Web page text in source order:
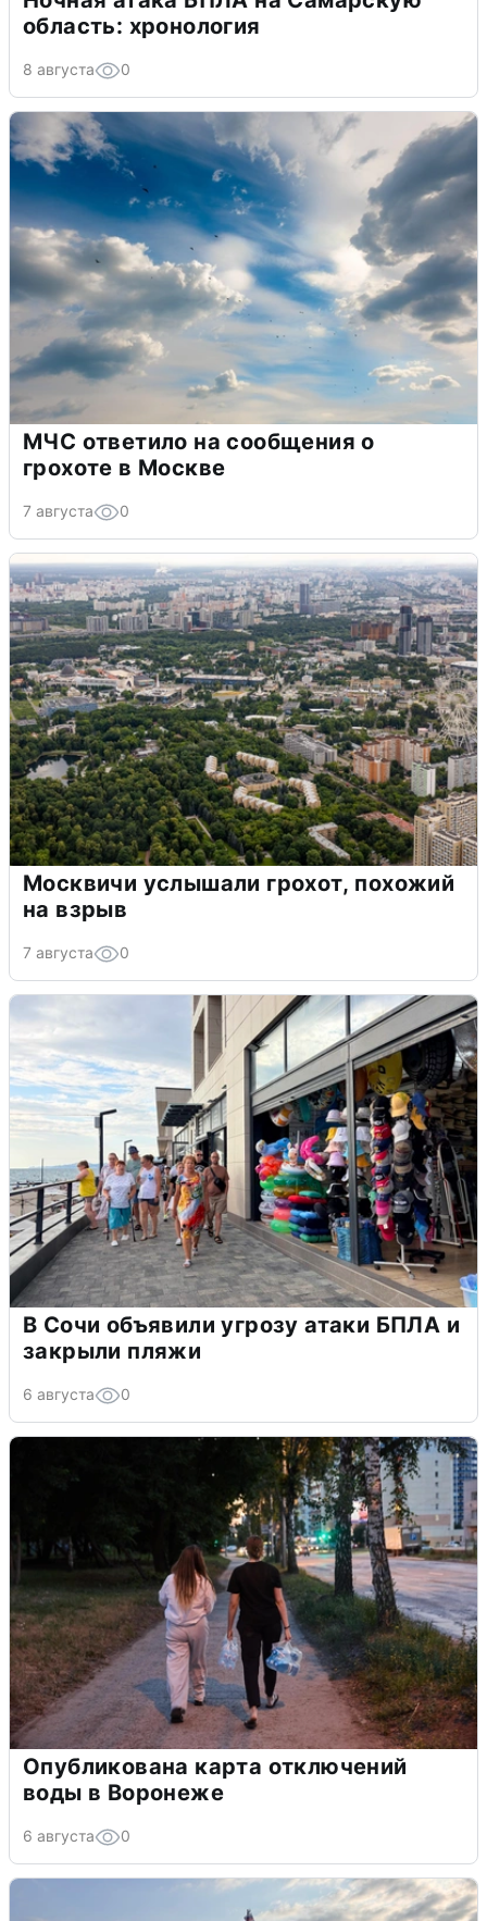
область: хронология
8 августа 0
МЧС ответило на сообщения о
грохоте в Москве
7 августа 0
Москвичи услышали грохот, похожий
на взрыв
7 августа 0
В Сочи объявили угрозу атаки БПЛА и
закрыли пляжи
6 августа 0
Опубликована карта отключений
воды в Воронеже
6 августа 0